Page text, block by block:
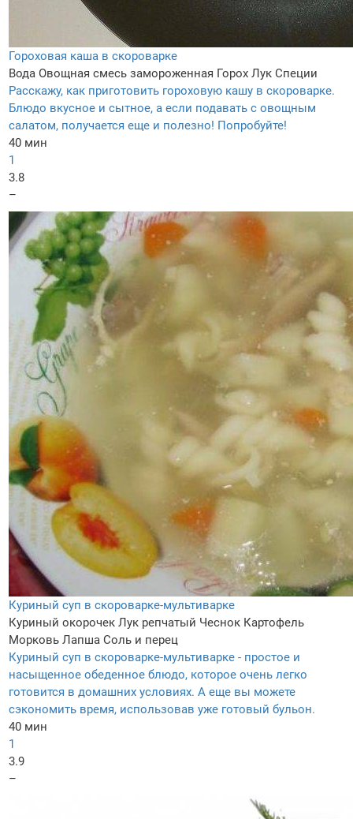
Гороховая каша в скороварке
Вода Овощная смесь замороженная Горох Лук Специи
Расскажу, как приготовить гороховую кашу в скороварке.
Блюдо вкусное и сытное, а если подавать с овощным
салатом, получается еще и полезно! Попробуйте!
40 мин
1
3.8
–
Куриный суп в скороварке-мультиварке
Куриный окорочек Лук репчатый Чеснок Картофель
Морковь Лапша Соль и перец
Куриный суп в скороварке-мультиварке - простое и
насыщенное обеденное блюдо, которое очень легко
готовится в домашних условиях. А еще вы можете
сэкономить время, использовав уже готовый бульон.
40 мин
1
3.9
–